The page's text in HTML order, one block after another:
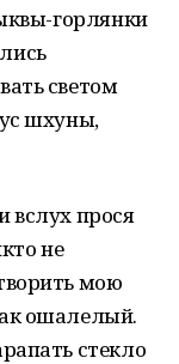
горлянки
светом
шхуны,
вслух прося
не
мою
ошалелый.
стекло